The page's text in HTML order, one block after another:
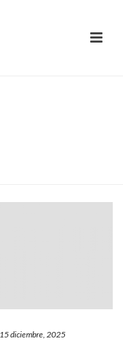
15 diciembre, 2025